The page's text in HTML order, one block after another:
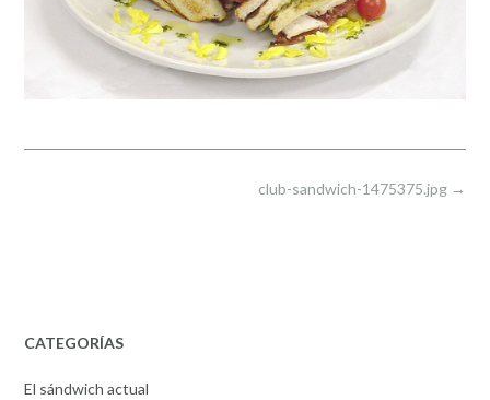
club-sandwich-1475375.jpg →
CATEGORÍAS
El sándwich actual